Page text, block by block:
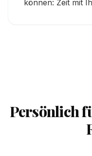
können: Zeit mit
Persönlich